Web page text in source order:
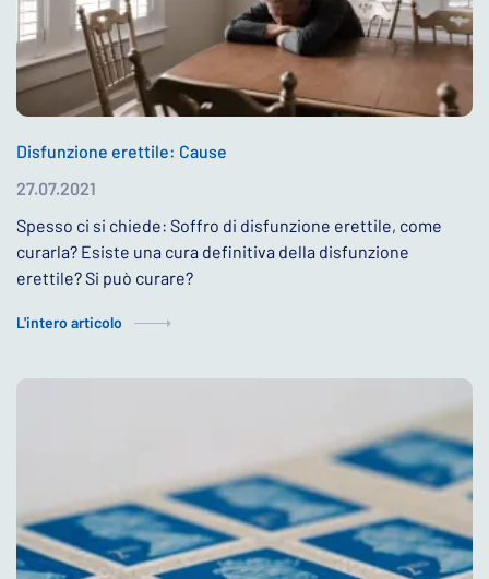
Disfunzione erettile: Cause
27.07.2021
Spesso ci si chiede: Soffro di disfunzione erettile, come
curarla? Esiste una cura definitiva della disfunzione
erettile? Si può curare?
L'intero articolo